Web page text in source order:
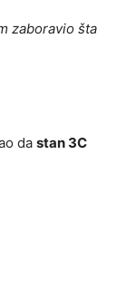
zaboravio šta
da stan 3C